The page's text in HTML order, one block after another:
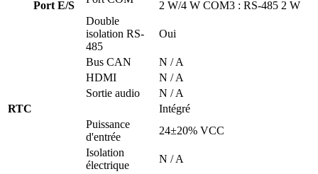
Port E/S
2 W/4 W COM3 : RS-485 2 W
Double
isolation RS-
485
Oui
Bus CAN
N / A
HDMI
N / A
Sortie audio
N / A
RTC
Intégré
Puissance
d'entrée
24±20% VCC
Isolation
électrique
N / A